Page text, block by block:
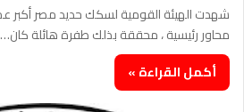
محاور رئيسية ، محققة بذلك طفرة هائلة كان…
أكمل القراءة »